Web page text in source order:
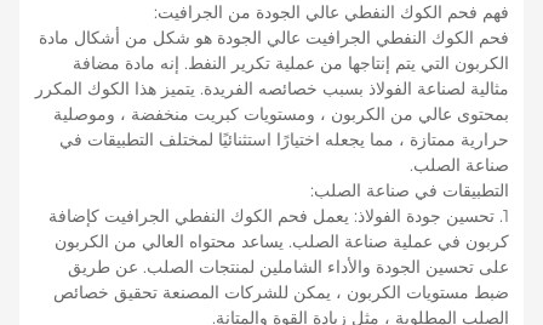
فهم فحم الكوك النفطي عالي الجودة من الجرافيت:
فحم الكوك النفطي الجرافيت عالي الجودة هو شكل من أشكال مادة
الكربون التي يتم إنتاجها من عملية تكرير النفط. إنه مادة مضافة
مثالية لصناعة الفولاذ بسبب خصائصه الفريدة. يتميز هذا الكوك المكرر
بمحتوى عالي من الكربون ، ومستويات كبريت منخفضة ، وموصلية
حرارية ممتازة ، مما يجعله اختيارًا استثنائيًا لمختلف التطبيقات في
صناعة الصلب.
التطبيقات في صناعة الصلب:
1. تحسين جودة الفولاذ: يعمل فحم الكوك النفطي الجرافيت كإضافة
كربون في عملية صناعة الصلب. يساعد محتواه العالي من الكربون
على تحسين الجودة والأداء الشاملين لمنتجات الصلب. عن طريق
ضبط مستويات الكربون ، يمكن للشركات المصنعة تحقيق خصائص
الصلب المطلوبة ، مثل زيادة القوة والمتانة.